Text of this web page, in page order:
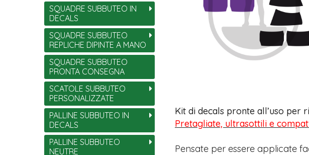
Kit di decals pronte all’uso per
Pretagliate, ultrasottili e
Pensate per essere applicate
SQUADRE SUBBUTEO IN
DECALS
SQUADRE SUBBUTEO
REPLICHE DIPINTE A MANO
SQUADRE SUBBUTEO
PRONTA CONSEGNA
SCATOLE SUBBUTEO
PERSONALIZZATE
PALLINE SUBBUTEO IN
DECALS
PALLINE SUBBUTEO
NEUTRE